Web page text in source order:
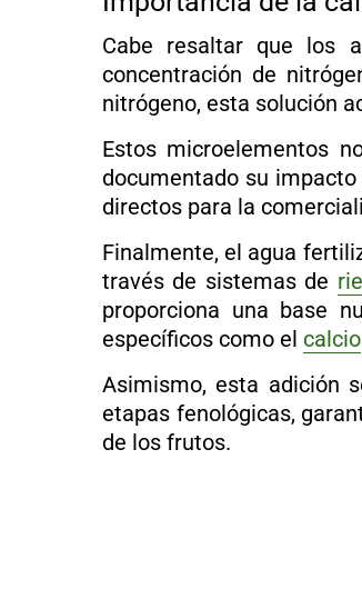
Cabe resaltar que los
concentración de
nitrógeno, esta solución
Estos microelementos
documentado su
directos para la
Finalmente, el agua
través de sistemas de
proporciona una base
específicos como el calcio
Asimismo, esta adición
etapas fenológicas,
de los frutos.